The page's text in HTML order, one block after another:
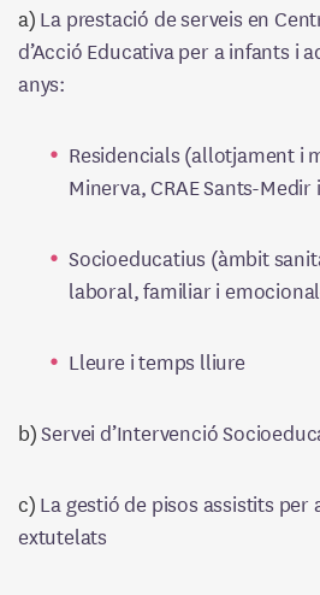
a) La prestació de serveis en
d’Acció Educativa per a infants i
anys:
Residencials (allotjament i
Minerva, CRAE Sants-Medir
Socioeducatius (àmbit
laboral, familiar i
Lleure i temps lliure
b)Servei d’Intervenció
c) La gestió de pisos assistits per
extutelats